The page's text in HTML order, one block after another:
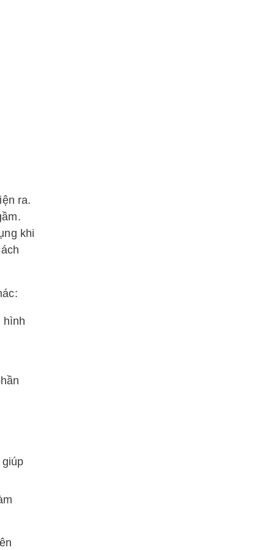
ra.
khi
hình